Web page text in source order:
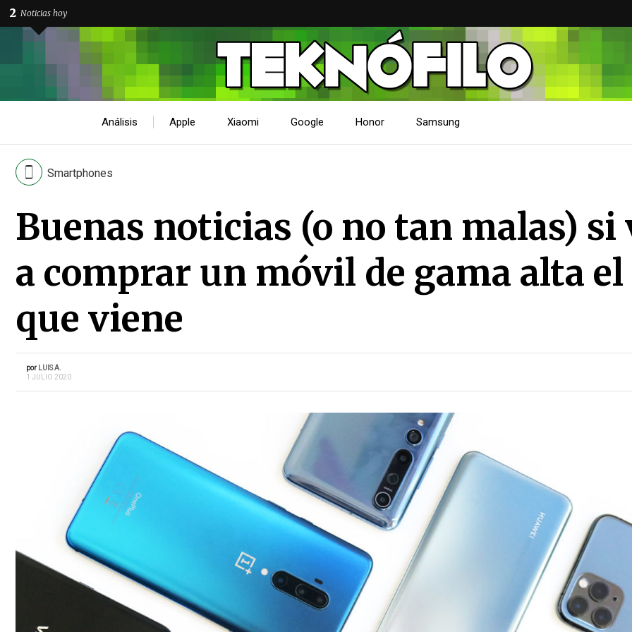
2 Noticias hoy
Análisis Apple Xiaomi Google Honor Samsung
Smartphones
Buenas noticias (o no tan malas) si
a comprar un móvil de gama alta el
que viene
por LUIS A.
1 JULIO 2020